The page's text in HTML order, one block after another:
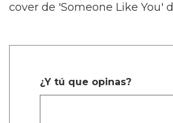
cover de 'Someone Like You'
¿Y tú que opinas?